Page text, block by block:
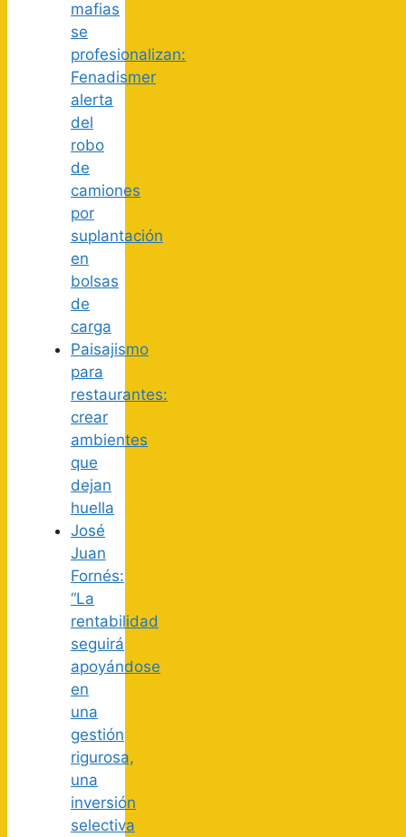
mafias
se
profesionalizan:
Fenadismer
alerta
del
robo
de
camiones
por
suplantación
en
bolsas
de
carga
Paisajismo
para
restaurantes:
crear
ambientes
que
dejan
huella
José
Juan
Fornés:
“La
rentabilidad
seguirá
apoyándose
en
una
gestión
rigurosa,
una
inversión
selectiva